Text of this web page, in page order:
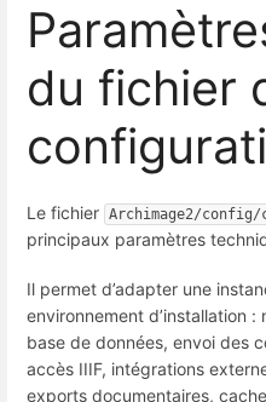
du fichier
Le fichier Archimage2/
principaux paramètres
Il permet d’adapter une
environnement d’installation
base de données, envoi des
accès IIIF, intégrations
exports documentaires,